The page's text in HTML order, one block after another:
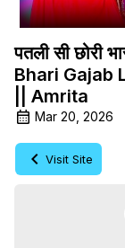
पतली सी छोरी
Bhari Gajab
|| Amrita
Mar 20, 2026
Visit Site